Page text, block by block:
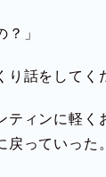
？」
り話をしてく
ティンに軽く
戻っていった。